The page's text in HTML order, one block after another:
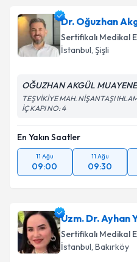
Dr. Oğuzhan
Sertifikalı Medikal
İstanbul, Şişli
OĞUZHAN AKGÜL
TEŞVİKİYE MAH. NİŞANTAŞI
İÇ KAPI NO: 4
En Yakın Saatler
11 Ağu
09:00
11 Ağu
09:30
Uzm. Dr. Ayhan
Sertifikalı Medikal
İstanbul, Bakırköy